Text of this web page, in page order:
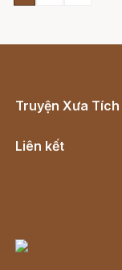
Truyện Xưa Tích
Liên kết